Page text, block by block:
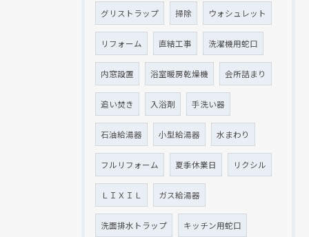
グリストラップ 掃除 ウォシュレット
リフォーム 直結工事 洗濯機用蛇口
内窓設置 浴室暖房乾燥機 会所詰まり
追い焚き 入浴剤 手洗い器
石油給湯器 小型給湯器 水まわり
フルリフォーム 夏季休業日 リクシル
ＬＩＸＩＬ ガス給湯器
洗面排水トラップ キッチン用蛇口